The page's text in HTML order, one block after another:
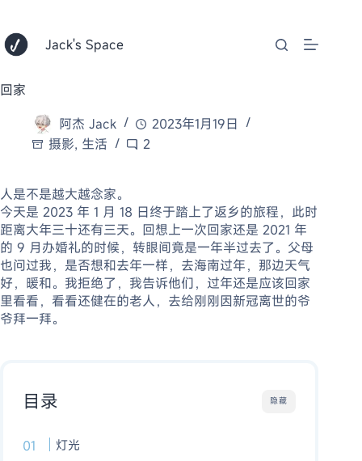
内
Jack's Space
回家
阿杰 Jack
2023年1月19日
摄影, 生活 2
人是不是越大越念家。
今天是 2023 年 1 月 18 日终于踏上了返乡的旅程，此时
距离大年三十还有三天。回想上一次回家还是 2021 年
的 9 月办婚礼的时候，转眼间竟是一年半过去了。父母
也问过我，是否想和去年一样，去海南过年，那边天气
好，暖和。我拒绝了，我告诉他们，过年还是应该回家
里看看，看看还健在的老人，去给刚刚因新冠离世的爷
爷拜一拜。
隐藏
目录
灯光